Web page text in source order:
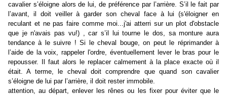
cavalier s’éloigne alors de lui, de préférence par l’arrière. S’il le fait par
l’avant, il doit veiller à garder son cheval face à lui (s'éloigner en
reculant et ne pas faire comme moi...j'ai atterri sur un plot d'obstacle
que je n'avais pas vu!) , car s’il lui tourne le dos, sa monture aura
tendance à le suivre ! Si le cheval bouge, on peut le réprimander à
l’aide de la voix, rappeler l'ordre, éventuellement lever le bras pour le
repousser. Il faut alors le replacer calmement à la place exacte où il
était. A terme, le cheval doit comprendre que quand son cavalier
s’éloigne de lui par l’arrière, il doit rester immobile.
attention, au départ, enlever les rênes ou les fixer pour éviter que le